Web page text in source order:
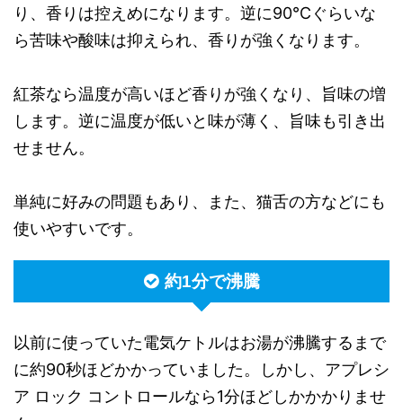
り、香りは控えめになります。逆に90℃ぐらいな
ら苦味や酸味は抑えられ、香りが強くなります。
紅茶なら温度が高いほど香りが強くなり、旨味の増
します。逆に温度が低いと味が薄く、旨味も引き出
せません。
単純に好みの問題もあり、また、猫舌の方などにも
使いやすいです。
約1分で沸騰
以前に使っていた電気ケトルはお湯が沸騰するまで
に約90秒ほどかかっていました。しかし、アプレシ
ア ロック コントロールなら1分ほどしかかかりませ